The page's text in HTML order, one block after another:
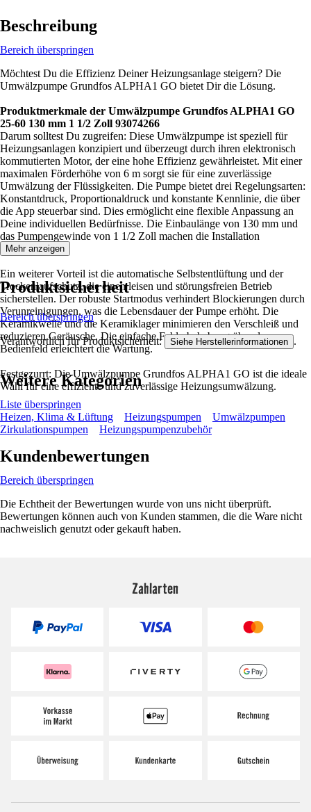
Beschreibung
Bereich überspringen
Möchtest Du die Effizienz Deiner Heizungsanlage steigern? Die
Umwälzpumpe Grundfos ALPHA1 GO bietet Dir die Lösung.
Produktmerkmale der Umwälzpumpe Grundfos ALPHA1 GO
25-60 130 mm 1 1/2 Zoll 93074266
Darum solltest Du zugreifen: Diese Umwälzpumpe ist speziell für
Heizungsanlagen konzipiert und überzeugt durch ihren elektronisch
kommutierten Motor, der eine hohe Effizienz gewährleistet. Mit einer
maximalen Förderhöhe von 6 m sorgt sie für eine zuverlässige
Umwälzung der Flüssigkeiten. Die Pumpe bietet drei Regelungsarten:
Konstantdruck, Proportionaldruck und konstante Kennlinie, die über
die App steuerbar sind. Dies ermöglicht eine flexible Anpassung an
Deine individuellen Bedürfnisse. Die Einbaulänge von 130 mm und
das Pumpengewinde von 1 1/2 Zoll machen die Installation
unkompliziert.
Ein weiterer Vorteil ist die automatische Selbstentlüftung und der
Trockenlaufschutz, die einen leisen und störungsfreien Betrieb
sicherstellen. Der robuste Startmodus verhindert Blockierungen durch
Verunreinigungen, was die Lebensdauer der Pumpe erhöht. Die
Keramikwelle und die Keramiklager minimieren den Verschleiß und
reduzieren Geräusche. Die einfache Fehlerbehebung über das
Bedienfeld erleichtert die Wartung.
Festgezurrt: Die Umwälzpumpe Grundfos ALPHA1 GO ist die ideale
Wahl für eine effiziente und zuverlässige Heizungsumwälzung.
Mehr anzeigen
Produktsicherheit
Bereich überspringen
Verantwortlich für Produktsicherheit: Siehe Herstellerinformationen .
Weitere Kategorien
Liste überspringen
Heizen, Klima & Lüftung
Heizungspumpen
Umwälzpumpen
Zirkulationspumpen
Heizungspumpenzubehör
Kundenbewertungen
Bereich überspringen
Die Echtheit der Bewertungen wurde von uns nicht überprüft.
Bewertungen können auch von Kunden stammen, die die Ware nicht
nachweislich genutzt oder gekauft haben.
Zahlarten